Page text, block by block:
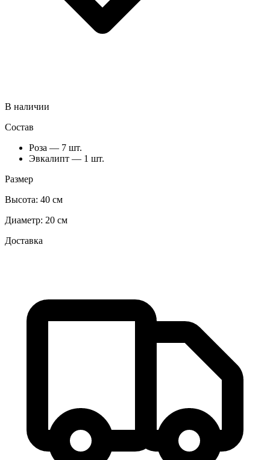
В наличии
Состав
Роза — 7 шт.
Эвкалипт — 1 шт.
Размер
Высота: 40 см
Диаметр: 20 см
Доставка